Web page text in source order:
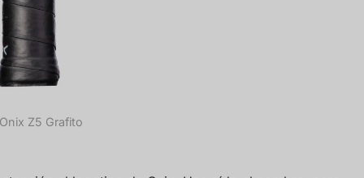
Z5 Grafito